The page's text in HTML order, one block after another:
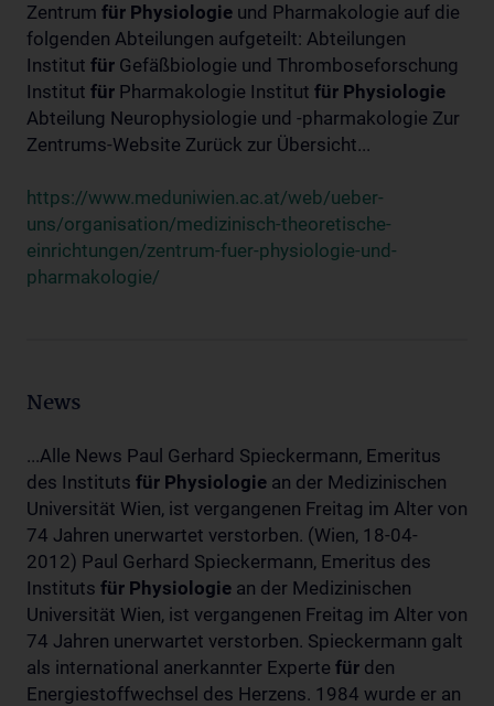
Zentrum für Physiologie und Pharmakologie auf die
folgenden Abteilungen aufgeteilt: Abteilungen
Institut für Gefäßbiologie und Thromboseforschung
Institut für Pharmakologie Institut für Physiologie
Abteilung Neurophysiologie und -pharmakologie Zur
Zentrums-Website Zurück zur Übersicht...
https://www.meduniwien.ac.at/web/ueber-
uns/organisation/medizinisch-theoretische-
einrichtungen/zentrum-fuer-physiologie-und-
pharmakologie/
News
...Alle News Paul Gerhard Spieckermann, Emeritus
des Instituts für Physiologie an der Medizinischen
Universität Wien, ist vergangenen Freitag im Alter von
74 Jahren unerwartet verstorben. (Wien, 18-04-
2012) Paul Gerhard Spieckermann, Emeritus des
Instituts für Physiologie an der Medizinischen
Universität Wien, ist vergangenen Freitag im Alter von
74 Jahren unerwartet verstorben. Spieckermann galt
als international anerkannter Experte für den
Energiestoffwechsel des Herzens. 1984 wurde er an